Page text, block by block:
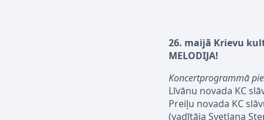
26. maijā Krievu
MELODIJA!
Koncertprogrammā
Līvānu novada KC
Preiļu novada KC
(vadītāja Svetlana